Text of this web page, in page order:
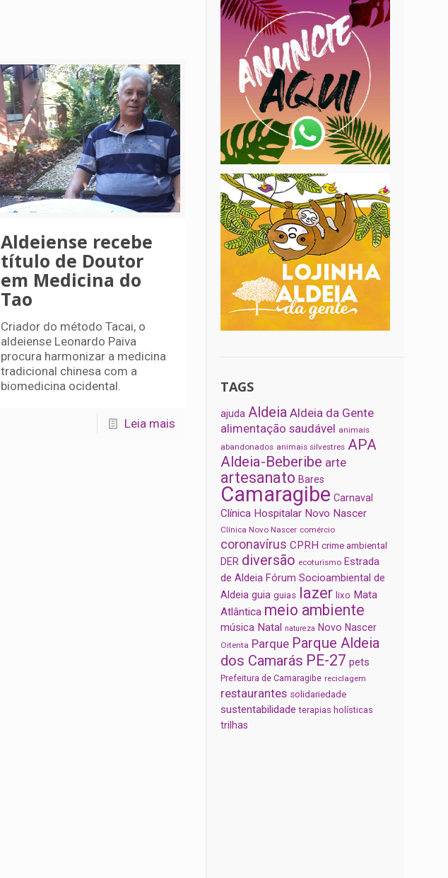
Aldeiense recebe
título de Doutor
em Medicina do
Tao
Criador do método Tacai, o
aldeiense Leonardo Paiva
procura harmonizar a medicina
tradicional chinesa com a
biomedicina ocidental.
Leia mais
TAGS
ajuda Aldeia Aldeia da Gente
alimentação saudável animais
abandonados animais silvestres APA
Aldeia-Beberibe arte
artesanato Bares
Camaragibe Carnaval
Clínica Hospitalar Novo Nascer
Clínica Novo Nascer comércio
coronavírus CPRH crime ambiental
DER diversão ecoturismo Estrada
de Aldeia Fórum Socioambiental de
Aldeia guia guias lazer lixo Mata
Atlântica meio ambiente
música Natal natureza Novo Nascer
Oitenta Parque Parque Aldeia
dos Camarás PE-27 pets
Prefeitura de Camaragibe reciclagem
restaurantes solidariedade
sustentabilidade terapias holísticas
trilhas